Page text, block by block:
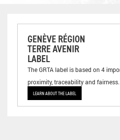
GENÈVE RÉGION
TERRE AVENIR
LABEL
The GRTA label is based on 4
proximity, traceability and fairness.
LEARN ABOUT THE LABEL